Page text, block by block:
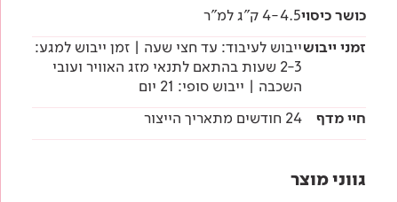
כושר כיסוי4-4.5 ק"ג למ"ר
זמני ייבושייבוש לעיבוד: עד חצי שעה | זמן ייבוש למגע:
2-3 שעות בהתאם לתנאי מזג האוויר ועובי
השכבה | ייבוש סופי: 21 יום
חיי מדף
24 חודשים מתאריך הייצור
גווני מוצר